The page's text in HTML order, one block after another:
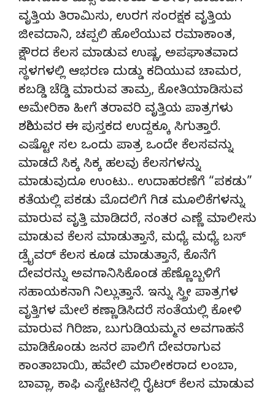
ವೃತ್ತಿಯ ತಿರಾಮಿಸು, ಉರಗ ಸಂರಕ್ಷಕ ವೃತ್ತಿಯ
ಜೀವದಾನಿ, ಚಪ್ಪಲಿ ಹೊಲೆಯುವ ರಮಾಕಾಂತ,
ಕ್ಷೌರದ ಕೆಲಸ ಮಾಡುವ ಉಷ್ಣ, ಅಪಘಾತವಾದ
ಸ್ಥಳಗಳಲ್ಲಿ ಆಭರಣ ದುಡ್ಡು ಕದಿಯುವ ಚಾಮರ,
ಕಬಡ್ಡಿ ಚೆಡ್ಡಿ ಮಾರುವ ತಾಮ್ರ, ಕೋತಿಯಾಡಿಸುವ
ಅಮೇರಿಕಾ ಹೀಗೆ ತರಾವರಿ ವೃತ್ತಿಯ ಪಾತ್ರಗಳು
ಶಶಿಯವರ ಈ ಪುಸ್ತಕದ ಉದ್ದಕ್ಕೂ ಸಿಗುತ್ತಾರೆ.
ಎಷ್ಟೋ ಸಲ ಒಂದು ಪಾತ್ರ ಒಂದೇ ಕೆಲಸವನ್ನು
ಮಾಡದೆ ಸಿಕ್ಕ ಸಿಕ್ಕ ಹಲವು ಕೆಲಸಗಳನ್ನು
ಮಾಡುವುದೂ ಉಂಟು.. ಉದಾಹರಣೆಗೆ “ಪಕಡು”
ಕತೆಯಲ್ಲಿ ಪಕಡು ಮೊದಲಿಗೆ ಗಿಡ ಮೂಲಿಕೆಗಳನ್ನು
ಮಾರುವ ವೃತ್ತಿ ಮಾಡಿದರೆ, ನಂತರ ಎಣ್ಣೆ ಮಾಲೀಸು
ಮಾಡುವ ಕೆಲಸ ಮಾಡುತ್ತಾನೆ, ಮಧ್ಯೆ ಮಧ್ಯೆ ಬಸ್
ಡ್ರೈವರ್ ಕೆಲಸ ಕೂಡ ಮಾಡುತ್ತಾನೆ, ಕೊನೆಗೆ
ದೇವರನ್ನು ಅವಗಾನಿಸಿಕೊಂಡ ಹೆಣ್ಣೊಬ್ಬಳಿಗೆ
ಸಹಾಯಕನಾಗಿ ನಿಲ್ಲುತ್ತಾನೆ. ಇನ್ನು ಸ್ತ್ರೀ ಪಾತ್ರಗಳ
ವೃತ್ತಿಗಳ ಮೇಲೆ ಕಣ್ಣಾಡಿಸಿದರೆ ಸಂತೆಯಲ್ಲಿ ಕೋಳಿ
ಮಾರುವ ಗಿರಿಜಾ, ಬುಗುಡಿಯಮ್ಮನ ಅವಗಾಹನೆ
ಮಾಡಿಕೊಂಡು ಜನರ ಪಾಲಿಗೆ ದೇವರಾಗುವ
ಕಾಂತಾಬಾಯಿ, ಹವೇಲಿ ಮಾಲೀಕರಾದ ಲಂಬಾ,
ಬಾವ್ಲಾ, ಕಾಫಿ ಎಸ್ಟೇಟಿನಲ್ಲಿ ರೈಟರ್‌ ಕೆಲಸ ಮಾಡುವ